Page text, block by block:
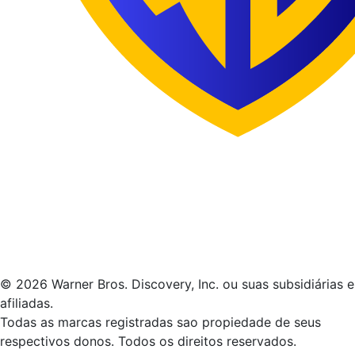
© 2026 Warner Bros. Discovery, Inc. ou suas subsidiárias e
afiliadas.
Todas as marcas registradas sao propiedade de seus
respectivos donos. Todos os direitos reservados.